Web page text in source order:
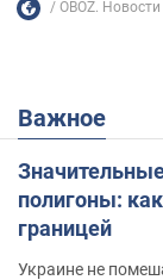
OBOZ.
Важное
полигоны:
границей
Украине не